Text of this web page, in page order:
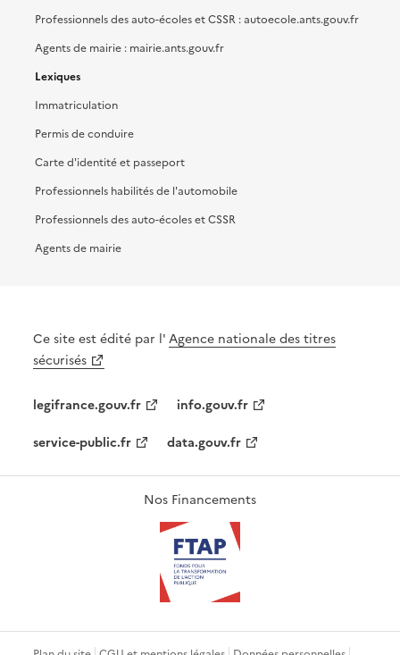
Professionnels des auto-écoles et CSSR : autoecole.ants.gouv.fr
Agents de mairie : mairie.ants.gouv.fr
Lexiques
Immatriculation
Permis de conduire
Carte d'identité et passeport
Professionnels habilités de l'automobile
Professionnels des auto-écoles et CSSR
Agents de mairie
Ce site est édité par l'Agence nationale des titres
sécurisés
legifrance.gouv.fr
info.gouv.fr
service-public.fr
data.gouv.fr
Nos Financements